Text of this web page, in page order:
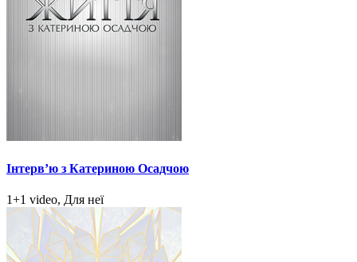
Інтерв’ю з Катериною Осадчою
1+1 video, Для неї